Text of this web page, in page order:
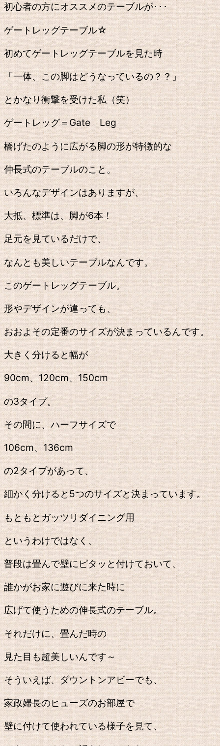
初心者の方にオススメのテーブルが･･･
ゲートレッグテーブル☆
初めてゲートレッグテーブルを見た時
「一体、この脚はどうなっているの？？」
とかなり衝撃を受けた私（笑）
ゲートレッグ＝Gate Leg
橋げたのように広がる脚の形が特徴的な
伸長式のテーブルのこと。
いろんなデザインはありますが、
大抵、標準は、脚が6本！
足元を見ているだけで、
なんとも美しいテーブルなんです。
このゲートレッグテーブル。
形やデザインが違っても、
おおよその定番のサイズが決まっているんです。
大きく分けると幅が
90cm、120cm、150cm
の3タイプ。
その間に、ハーフサイズで
106cm、136cm
の2タイプがあって、
細かく分けると5つのサイズと決まっています。
もともとガッツリダイニング用
というわけではなく、
普段は畳んで壁にピタッと付けておいて、
誰かがお家に遊びに来た時に
広げて使うための伸長式のテーブル。
それだけに、畳んだ時の
見た目も超美しいんです～
そういえば、ダウントンアビーでも、
家政婦長のヒューズのお部屋で
壁に付けて使われている様子を見て、